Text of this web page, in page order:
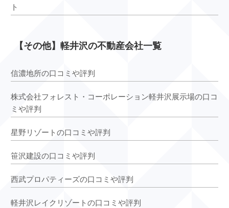
ト
【その他】軽井沢の不動産会社一覧
信濃地所の口コミや評判
株式会社フォレスト・コーポレーション軽井沢展示場の口コ
ミや評判
星野リゾートの口コミや評判
笹沢建設の口コミや評判
西武プロパティーズの口コミや評判
軽井沢レイクリゾートの口コミや評判